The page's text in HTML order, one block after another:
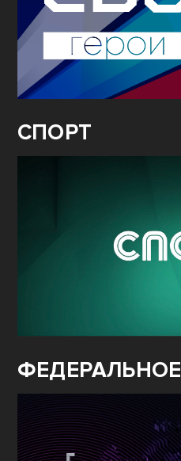
СПОРТ
ФЕДЕРАЛЬНОЕ